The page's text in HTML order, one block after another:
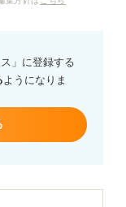
します。
」に登録する
ようになりま